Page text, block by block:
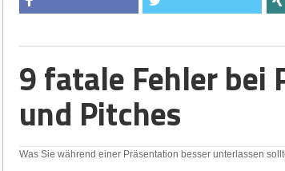
9 fatale Fehler bei
und Pitches
Was Sie während einer Präsentation besser unterlassen